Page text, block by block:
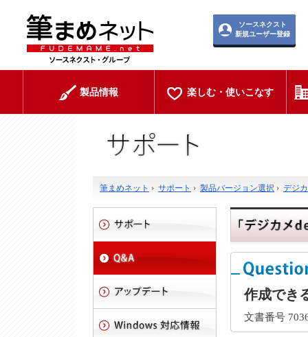
ソースネクスト
新規ユーザー登録
製品情報 楽しむ・使いこなす
筆まめネット › サポート › 製品バージョン選択 › デジ
作成でき
文書番号